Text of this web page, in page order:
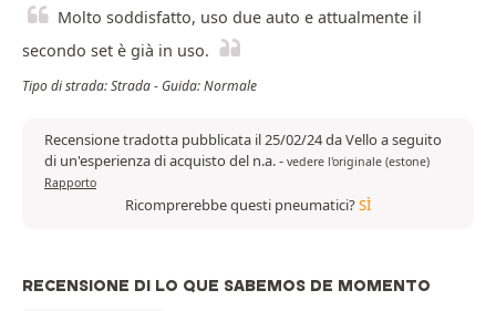
Molto soddisfatto, uso due auto e attualmente il
secondo set è già in uso.
Tipo di strada: Strada - Guida: Normale
Recensione tradotta pubblicata il 25/02/24 da Vello a seguito
di un'esperienza di acquisto del n.a.- vedere l'originale (estone)
Rapporto
Ricomprerebbe questi pneumatici?SÌ
RECENSIONE DI LO QUE SABEMOS DE MOMENTO